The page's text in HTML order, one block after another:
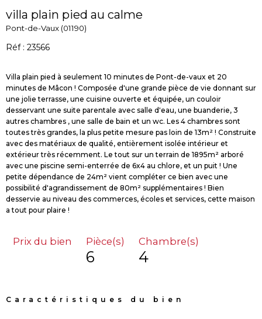
villa plain pied au calme
Pont-de-Vaux (01190)
Réf : 23566
Villa plain pied à seulement 10 minutes de Pont-de-vaux et 20
minutes de Mâcon ! Composée d'une grande pièce de vie donnant sur
une jolie terrasse, une cuisine ouverte et équipée, un couloir
desservant une suite parentale avec salle d'eau, une buanderie, 3
autres chambres , une salle de bain et un wc. Les 4 chambres sont
toutes très grandes, la plus petite mesure pas loin de 13m² ! Construite
avec des matériaux de qualité, entièrement isolée intérieur et
extérieur très récemment. Le tout sur un terrain de 1895m² arboré
avec une piscine semi-enterrée de 6x4 au chlore, et un puit ! Une
petite dépendance de 24m² vient compléter ce bien avec une
possibilité d'agrandissement de 80m² supplémentaires ! Bien
desservie au niveau des commerces, écoles et services, cette maison
Prix du bien Pièce(s)
6
Chambre(s)
4
Caractéristiques du bien